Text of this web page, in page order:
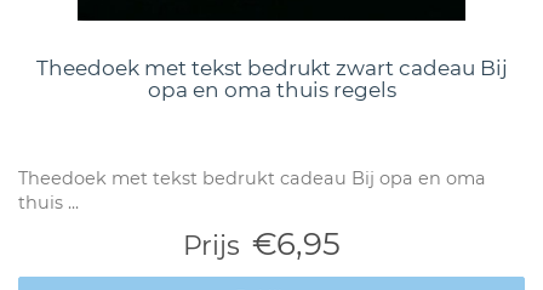
Theedoek met tekst bedrukt zwart cadeau Bij
opa en oma thuis regels
Theedoek met tekst bedrukt cadeau Bij opa en oma
thuis ...
Prijs €6,95